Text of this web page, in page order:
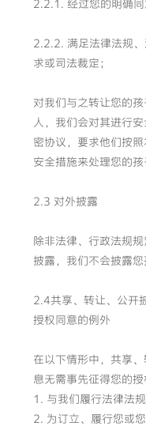
2.2.1. 经过您的明确同
2.2.2. 满足法律法规
求或司法裁定；
对我们与之转让您的
人，我们会对其进行
密协议，要求他们按
安全措施来处理您的孩
2.3 对外披露
除非法律、行政法规
披露，我们不会披露您
2.4共享、转让、公开
授权同意的例外
在以下情形中，共享
息无需事先征得您的授
1. 与我们履行法律法
2. 为订立、履行您或